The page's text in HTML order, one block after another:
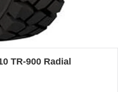
TR-900 Radial